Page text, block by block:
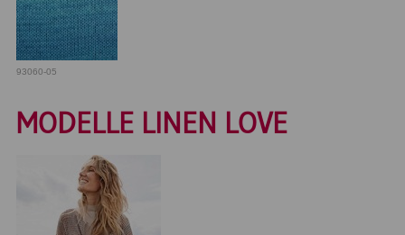
93060-05
MODELLE LINEN LOVE